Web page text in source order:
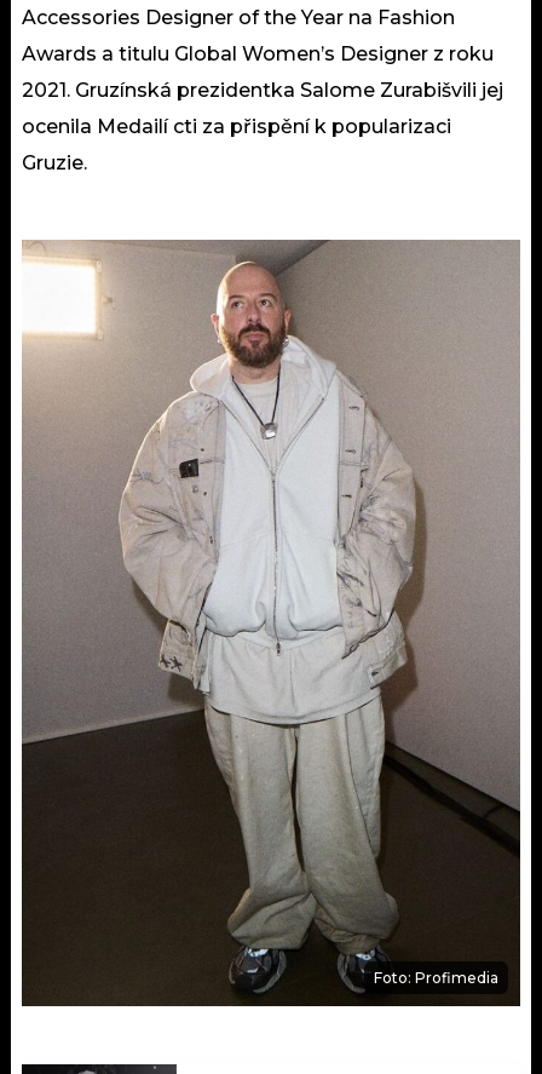
Accessories Designer of the Year na Fashion
Awards a titulu Global Women’s Designer z roku
2021. Gruzínská prezidentka Salome Zurabišvili jej
ocenila Medailí cti za přispění k popularizaci
Gruzie.
Foto: Profimedia